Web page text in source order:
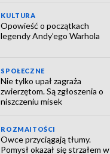
KULTURA
Opowieść o początkach
legendy Andy’ego Warhola
SPOŁECZNE
Nie tylko upał zagraża
zwierzętom. Są zgłoszenia o
niszczeniu misek
ROZMAITOŚCI
Owce przyciągają tłumy.
Pomysł okazał się strzałem w